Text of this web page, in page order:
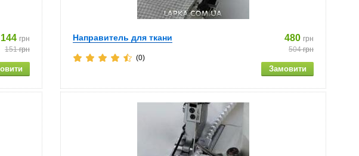
144 грн
151грн
Направитель для ткани 480 грн
504грн
(0)